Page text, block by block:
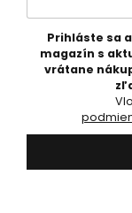
Prihláste sa
magazín s
vrátane